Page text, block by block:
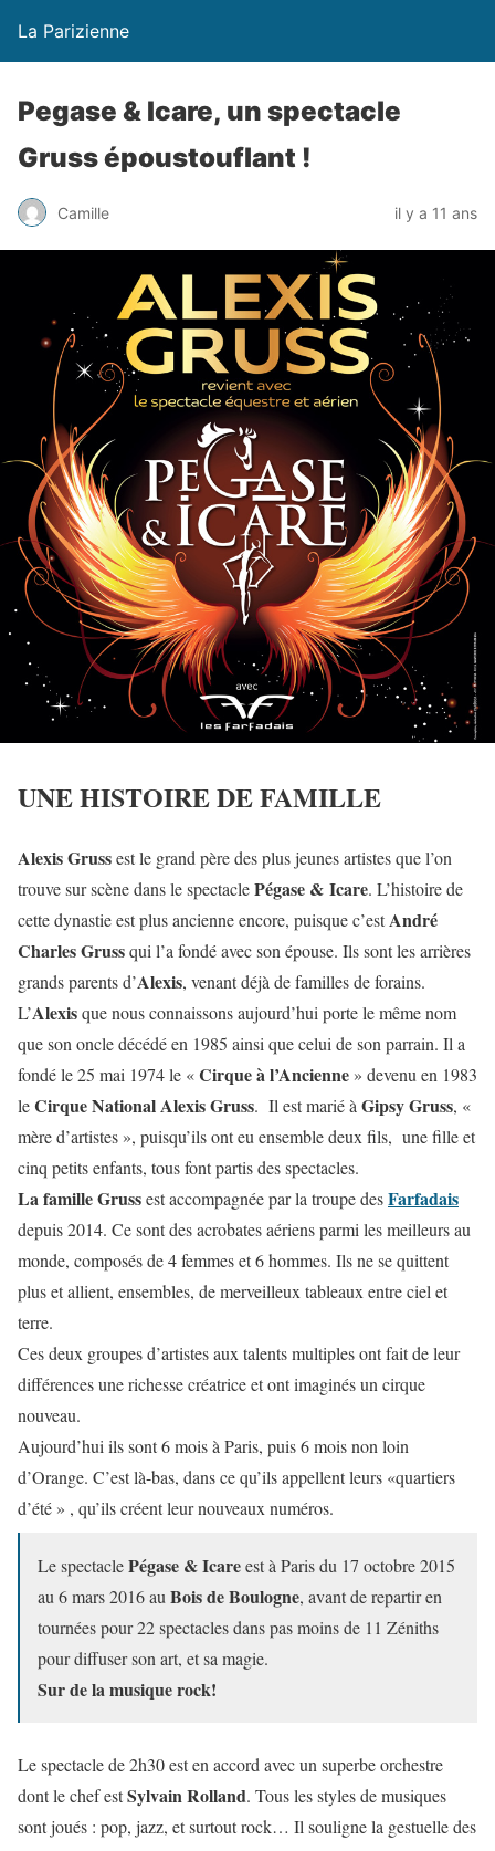
La Parizienne
Pegase & Icare, un spectacle
Gruss époustouflant !
Camille il y a 11 ans
UNE HISTOIRE DE FAMILLE
Alexis Grussest le grand père des plus jeunes artistes que l’on
trouve sur scène dans le spectaclePégase & Icare. L’histoire de
cette dynastie est plus ancienne encore, puisque c’estAndré
Charles Grussqui l’a fondé avec son épouse. Ils sont les arrières
grands parents d’Alexis, venant déjà de familles de forains.
L’Alexisque nous connaissons aujourd’hui porte le même nom
que son oncle décédé en 1985 ainsi que celui de son parrain. Il a
fondé le 25 mai 1974 le «Cirque à l’Ancienne » devenu en 1983
leCirque National Alexis Gruss. Il est marié à Gipsy Gruss, «
mère d’artistes », puisqu’ils ont eu ensemble deux fils, une fille et
cinq petits enfants, tous font partis des spectacles.
La famille Grussest accompagnée par la troupe desFarfadais
depuis 2014. Ce sont des acrobates aériens parmi les meilleurs au
monde, composés de 4 femmes et 6 hommes. Ils ne se quittent
plus et allient, ensembles, de merveilleux tableaux entre ciel et
terre.
Ces deux groupes d’artistes aux talents multiples ont fait de leur
différences une richesse créatrice et ont imaginés un cirque
nouveau.
Aujourd’hui ils sont 6 mois à Paris, puis 6 mois non loin
d’Orange. C’est là-bas, dans ce qu’ils appellent leurs «quartiers
d’été » , qu’ils créent leur nouveaux numéros.
Le spectaclePégase & Icareest à Paris du 17 octobre 2015
au 6 mars 2016 au Bois de Boulogne, avant de repartir en
tournées pour 22 spectacles dans pas moins de 11 Zéniths
pour diffuser son art, et sa magie.
Sur de la musique rock!
Le spectacle de 2h30 est en accord avec un superbe orchestre
dont le chef estSylvain Rolland. Tous les styles de musiques
sont joués : pop, jazz, et surtout rock… Il souligne la gestuelle des